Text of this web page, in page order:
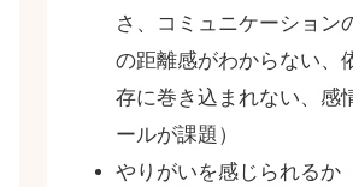
さ、コミュニケーション
の距離感がわからない、
存に巻き込まれない、感
ールが課題）
やりがいを感じられるか